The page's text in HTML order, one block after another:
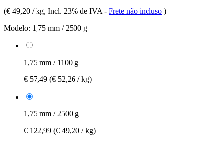
(€ 49,20 / kg, Incl. 23% de IVA - Frete não incluso )
Modelo: 1,75 mm / 2500 g
1,75 mm / 1100 g
€ 57,49 (€ 52,26 / kg)
1,75 mm / 2500 g
€ 122,99 (€ 49,20 / kg)